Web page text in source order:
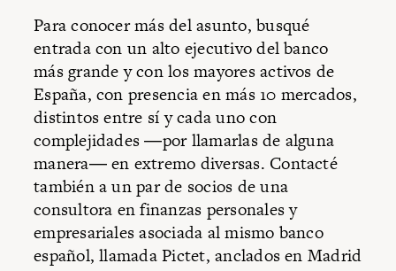
Para conocer más del asunto, busqué
entrada con un alto ejecutivo del banco
más grande y con los mayores activos de
España, con presencia en más 10 mercados,
distintos entre sí y cada uno con
complejidades ―por llamarlas de alguna
manera― en extremo diversas. Contacté
también a un par de socios de una
consultora en finanzas personales y
empresariales asociada al mismo banco
español, llamada Pictet, anclados en Madrid